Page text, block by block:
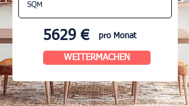
5629 € pro Monat
WEITERMACHEN